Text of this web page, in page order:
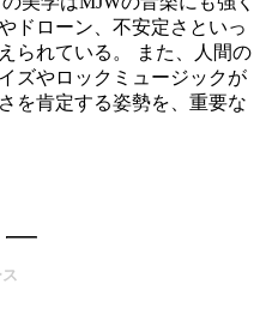
ドローン、不安定さといっ
られている。 また、人間の
ズやロックミュージックが
を肯定する姿勢を、重要な